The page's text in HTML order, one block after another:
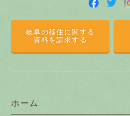
岐阜の移住に関する
資料を請求する
ホーム